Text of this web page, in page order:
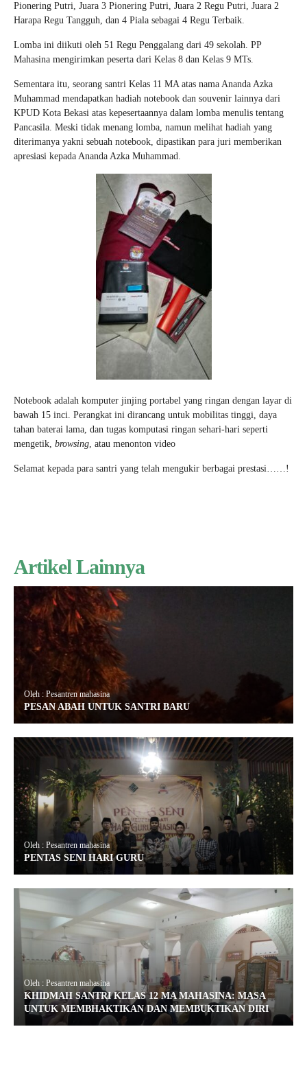
Pionering Putri, Juara 3 Pionering Putri, Juara 2 Regu Putri, Juara 2
Harapa Regu Tangguh, dan 4 Piala sebagai 4 Regu Terbaik.
Lomba ini diikuti oleh 51 Regu Penggalang dari 49 sekolah. PP
Mahasina mengirimkan peserta dari Kelas 8 dan Kelas 9 MTs.
Sementara itu, seorang santri Kelas 11 MA atas nama Ananda Azka
Muhammad mendapatkan hadiah notebook dan souvenir lainnya dari
KPUD Kota Bekasi atas kepesertaannya dalam lomba menulis tentang
Pancasila. Meski tidak menang lomba, namun melihat hadiah yang
diterimanya yakni sebuah notebook, dipastikan para juri memberikan
apresiasi kepada Ananda Azka Muhammad.
Notebook adalah komputer jinjing portabel yang ringan dengan layar di
bawah 15 inci. Perangkat ini dirancang untuk mobilitas tinggi, daya
tahan baterai lama, dan tugas komputasi ringan sehari-hari seperti
mengetik, browsing, atau menonton video
Selamat kepada para santri yang telah mengukir berbagai prestasi……!
Artikel Lainnya
Oleh : Pesantren mahasina
PESAN ABAH UNTUK SANTRI BARU
Oleh : Pesantren mahasina
PENTAS SENI HARI GURU
Oleh : Pesantren mahasina
KHIDMAH SANTRI KELAS 12 MA MAHASINA: MASA
UNTUK MEMBHAKTIKAN DAN MEMBUKTIKAN DIRI